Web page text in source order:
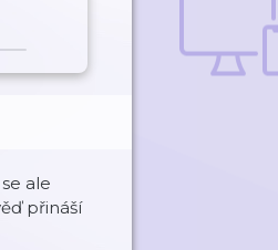
ale
přináší